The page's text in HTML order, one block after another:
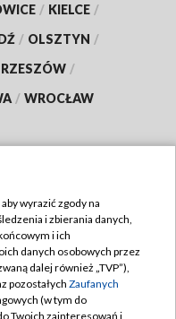
/ KIELCE /
/ OLSZTYN /
RZESZÓW /
/ WROCŁAW
wyrazić zgody na
i zbierania danych,
i ich
danych osobowych przez
dalej również „TVP”),
pozostałych Zaufanych
(w tym do
Twoich zainteresowań i